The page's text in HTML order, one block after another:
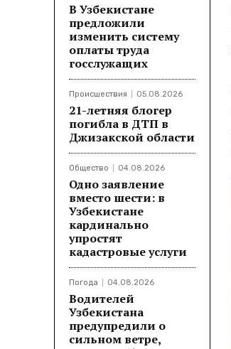
В Узбекистане
предложили
изменить систему
оплаты труда
госслужащих
Происшествия 05.08.2026
21-летняя блогер
погибла в ДТП в
Джизакской области
Общество 04.08.2026
Одно заявление
вместо шести: в
Узбекистане
кардинально
упростят
кадастровые услуги
Погода 04.08.2026
Водителей
Узбекистана
предупредили о
сильном ветре,